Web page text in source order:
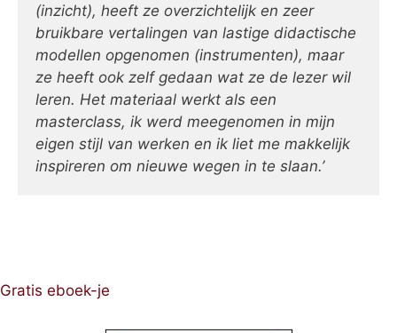
(inzicht), heeft ze overzichtelijk en zeer
bruikbare vertalingen van lastige didactische
modellen opgenomen (instrumenten), maar
ze heeft ook zelf gedaan wat ze de lezer wil
leren. Het materiaal werkt als een
masterclass, ik werd meegenomen in mijn
eigen stijl van werken en ik liet me makkelijk
inspireren om nieuwe wegen in te slaan.’
Gratis eboek-je